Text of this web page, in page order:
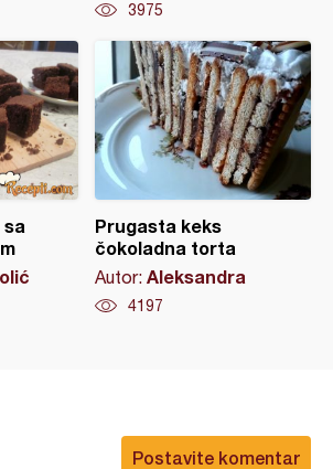
3975
sa
Prugasta keks
čokoladna torta
Autor: Aleksandra
4197
Postavite komentar